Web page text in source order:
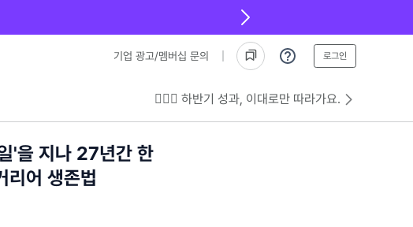
기업 광고/멤버십 문의 로그인
💁🏻‍♂️ 하반기 성과, 이대로만 따라가요.
'을 지나 27년간 한
리어 생존법